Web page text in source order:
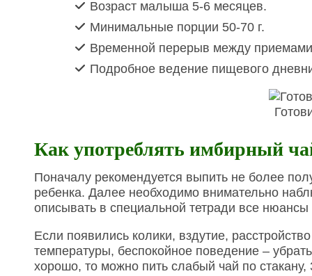
Возраст малыша 5-6 месяцев.
Минимальные порции 50-70 г.
Временной перерыв между приемами
Подробное ведение пищевого
Как употреблять имбирный
Поначалу рекомендуется выпить не более
ребенка. Далее необходимо внимательно
описывать в специальной тетради все
Если появились колики, вздутие,
температуры, беспокойное поведение –
хорошо, то можно пить слабый чай по стакану,